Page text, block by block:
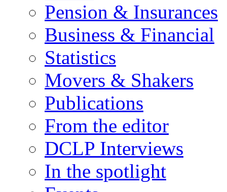
Pension & Insurances
Business & Financial
Statistics
Movers & Shakers
Publications
From the editor
DCLP Interviews
In the spotlight